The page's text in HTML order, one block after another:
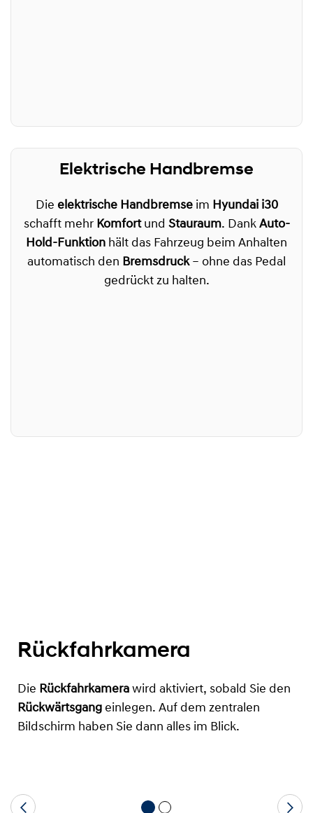
Elektrische Handbremse
Die elektrische Handbremseim Hyundai i30
schafft mehr Komfortund Stauraum. Dank Auto-
Hold-Funktion hält das Fahrzeug beim Anhalten
automatisch den Bremsdruck– ohne das Pedal
gedrückt zu halten.
Rückfahrkamera
Die Rückfahrkamera wird aktiviert, sobald Sie den
Rückwärtsgang einlegen. Auf dem zentralen
Bildschirm haben Sie dann alles im Blick.